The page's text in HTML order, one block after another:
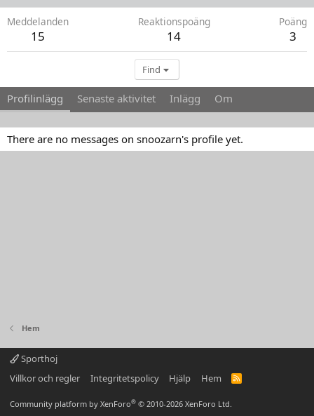
Meddelanden
15
Reaktionspoäng
14
Poäng
3
Find
Profilinlägg Senaste aktivitet Inlägg Om
There are no messages on snoozarn's profile yet.
Hem
Sporthoj
Villkor och regler
Integritetspolicy Hjälp Hem
R
Community platform by XenForo® © 2010-2026 XenForo Ltd.